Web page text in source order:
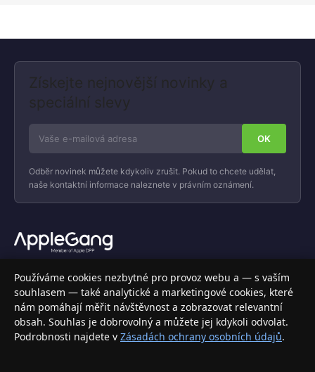
Získejte nejnovější novinky a
speciální slevy
Odběr novinek můžete kdykoliv zrušit. Pokud to chcete udělat,
naše kontaktní informace naleznete v právním oznámení.
Váš specializovaný obchod s Apple produkty, příslušenstvím a
elektronikou. Nakupujte bezpečně a s jistotou.
INFORMACE
Doprava a doručení
Používáme cookies nezbytné pro provoz webu a — s vaším
souhlasem — také analytické a marketingové cookies, které
nám pomáhají měřit návštěvnost a zobrazovat relevantní
obsah. Souhlas je dobrovolný a můžete jej kdykoli odvolat.
Podrobnosti najdete v Zásadách ochrany osobních údajů.